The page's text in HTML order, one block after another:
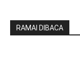
RAMAI DIBACA